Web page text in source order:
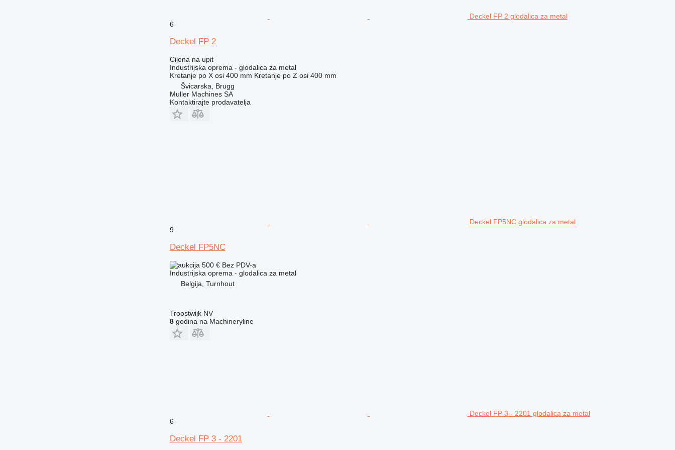
Deckel FP 2 glodalica za metal
6
Deckel FP 2
Cijena na upit
Industrijska oprema - glodalica za metal
Kretanje po X osi 400 mm Kretanje po Z osi 400 mm
Švicarska, Brugg
Muller Machines SA
Kontaktirajte prodavatelja
Deckel FP5NC glodalica za metal
9
Deckel FP5NC
500 € Bez PDV-a
Industrijska oprema - glodalica za metal
Belgija, Turnhout
Troostwijk NV
8godina na Machineryline
Deckel FP 3 - 2201 glodalica za metal
6
Deckel FP 3 - 2201